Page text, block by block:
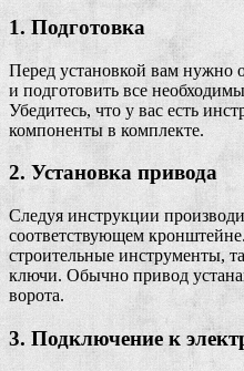
1. Подготовка
Перед установкой вам нужно
и подготовить все
Убедитесь, что у вас есть
компоненты в комплекте.
2. Установка привода
Следуя инструкции
соответствующем
строительные инструменты,
ключи. Обычно привод
ворота.
3. Подключение к